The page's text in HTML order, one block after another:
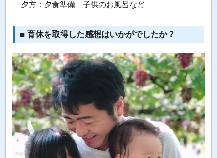
夕方：夕食準備、子供のお風呂など
■ 育休を取得した感想はいかがでしたか？